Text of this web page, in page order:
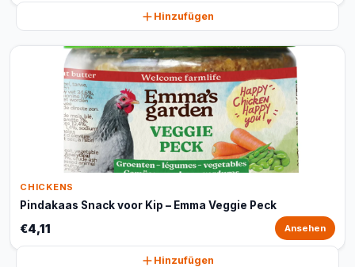
Hinzufügen
CHICKENS
Pindakaas Snack voor Kip – Emma Veggie Peck
€4,11 Ansehen
Hinzufügen